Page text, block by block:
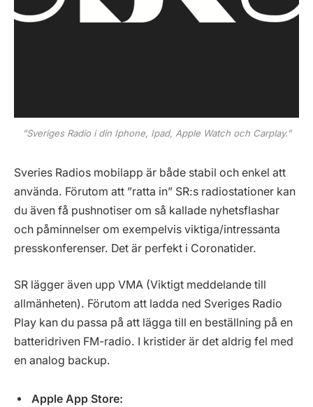
”Sveriges Radio i din Iphone, Ipad, Apple Watch och Carplay.”
Sveries Radios mobilapp är både stabil och enkel att
använda. Förutom att ”ratta in” SR:s radiostationer kan
du även få pushnotiser om så kallade nyhetsflashar
och påminnelser om exempelvis viktiga/intressanta
presskonferenser. Det är perfekt i Coronatider.
SR lägger även upp VMA (Viktigt meddelande till
allmänheten). Förutom att ladda ned Sveriges Radio
Play kan du passa på att lägga till en beställning på en
batteridriven FM-radio. I kristider är det aldrig fel med
en analog backup.
Apple App Store: